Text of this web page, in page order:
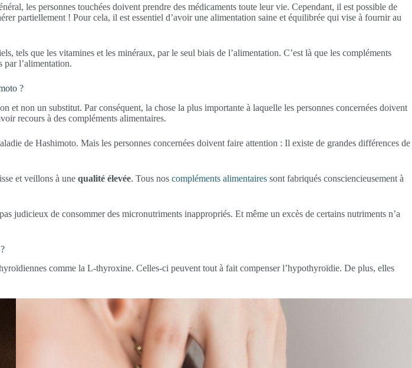
les personnes touchées doivent prendre des médicaments toute leur vie. Cependant, il est possible de
partiellement ! Pour cela, il est essentiel d’avoir une alimentation saine et équilibrée qui vise à fournir au
tels que les vitamines et les minéraux, par le seul biais de l’alimentation. C’est là que les compléments
par l’alimentation.
?
non un substitut. Par conséquent, la chose la plus importante à laquelle les personnes concernées doivent
recours à des compléments alimentaires.
de Hashimoto. Mais les personnes concernées doivent faire attention : Il existe de grandes différences de
et veillons à une qualité élevée. Tous nos compléments alimentaires sont fabriqués consciencieusement à
judicieux de consommer des micronutriments inappropriés. Et même un excès de certains nutriments n’a
comme la L-thyroxine. Celles-ci peuvent tout à fait compenser l’hypothyroïdie. De plus, elles